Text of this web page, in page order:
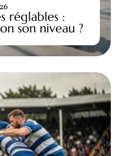
réglables :
son niveau ?